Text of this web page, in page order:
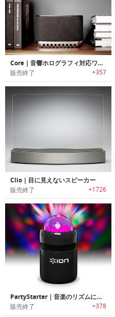
Core｜音響ホログラフィ対応ワイヤレススピーカー
販売終了 +357
Clio｜目に見えないスピーカー
販売終了 +1726
PartyStarter｜音楽のリズムにあわせて光るBluetoothスピーカー
販売終了 +378